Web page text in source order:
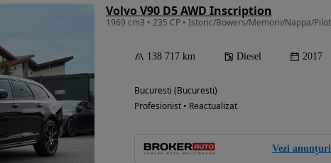
Volvo V90 D5 AWD Inscription
138 717 km Diesel 2017
Bucuresti (Bucuresti)
Profesionist • Reactualizat
Vezi